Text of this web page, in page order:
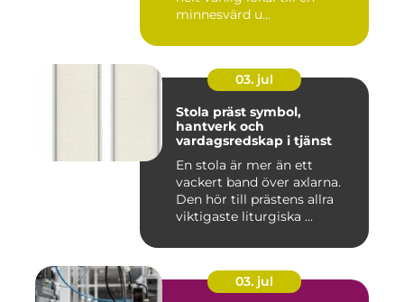
minnesvärd u...
03. jul
Stola präst symbol,
hantverk och
vardagsredskap i tjänst
En stola är mer än ett
vackert band över axlarna.
Den hör till prästens allra
viktigaste liturgiska ...
03. jul